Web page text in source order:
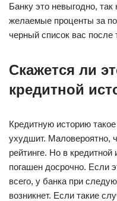
Банку это невыгодно, так
желаемые проценты за
черный список вас после
Скажется ли
кредитной
Кредитную историю
ухудшит. Маловероятно,
рейтинге. Но в
погашен досрочно. Если
всего, у банка при
возникнет. Если такие